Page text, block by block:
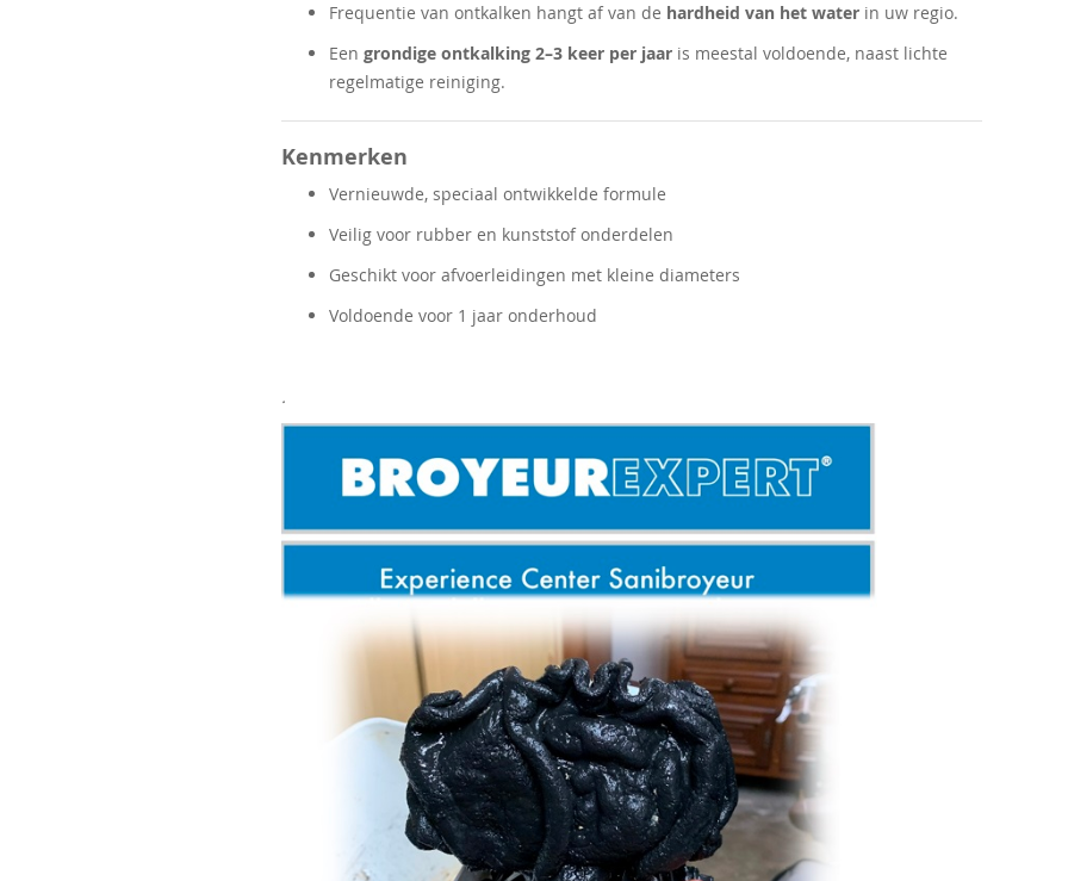
Frequentie van ontkalken hangt af van de hardheid van het water in uw regio.
Een grondige ontkalking 2–3 keer per jaar is meestal voldoende, naast lichte
regelmatige reiniging.
Kenmerken
Vernieuwde, speciaal ontwikkelde formule
Veilig voor rubber en kunststof onderdelen
Geschikt voor afvoerleidingen met kleine diameters
Voldoende voor 1 jaar onderhoud
.